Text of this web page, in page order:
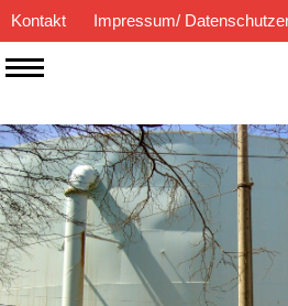
Kontakt Impressum/